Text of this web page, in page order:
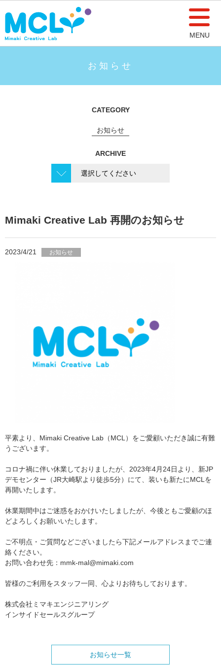
MENU
お知らせ
CATEGORY
お知らせ
ARCHIVE
Mimaki Creative Lab 再開のお知らせ
2023/4/21 お知らせ
平素より、Mimaki Creative Lab（MCL）をご愛顧いただき誠に有難
うございます。
コロナ禍に伴い休業しておりましたが、2023年4月24日より、新JP
デモセンター（JR大崎駅より徒歩5分）にて、装いも新たにMCLを
再開いたします。
休業期間中はご迷惑をおかけいたしましたが、今後ともご愛顧のほ
どよろしくお願いいたします。
ご不明点・ご質問などございましたら下記メールアドレスまでご連
絡ください。
お問い合わせ先：mmk-mal@mimaki.com
皆様のご利用をスタッフ一同、心よりお待ちしております。
株式会社ミマキエンジニアリング
インサイドセールスグループ
お知らせ一覧